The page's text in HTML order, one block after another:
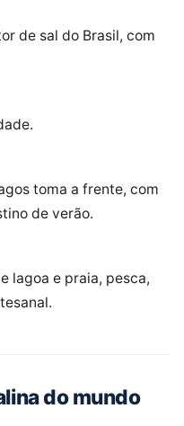
de sal do Brasil, com
toma a frente, com
de verão.
lagoa e praia, pesca,
do mundo